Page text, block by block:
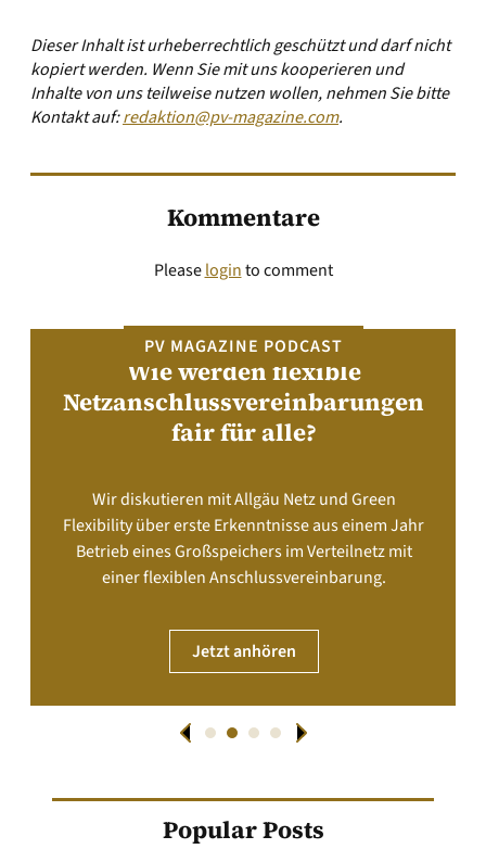
Dieser Inhalt ist urheberrechtlich geschützt und darf nicht
kopiert werden. Wenn Sie mit uns kooperieren und
Inhalte von uns teilweise nutzen wollen, nehmen Sie bitte
Kontakt auf:redaktion@pv-magazine.com.
Kommentare
Pleaseloginto comment
PV MAGAZINE PODCAST
Wie werden flexible
Netzanschlussvereinbarungen
fair für alle?
Wir diskutieren mit Allgäu Netz und Green
Flexibility über erste Erkenntnisse aus einem Jahr
Betrieb eines Großspeichers im Verteilnetz mit
einer flexiblen Anschlussvereinbarung.
Jetzt anhören
Popular Posts